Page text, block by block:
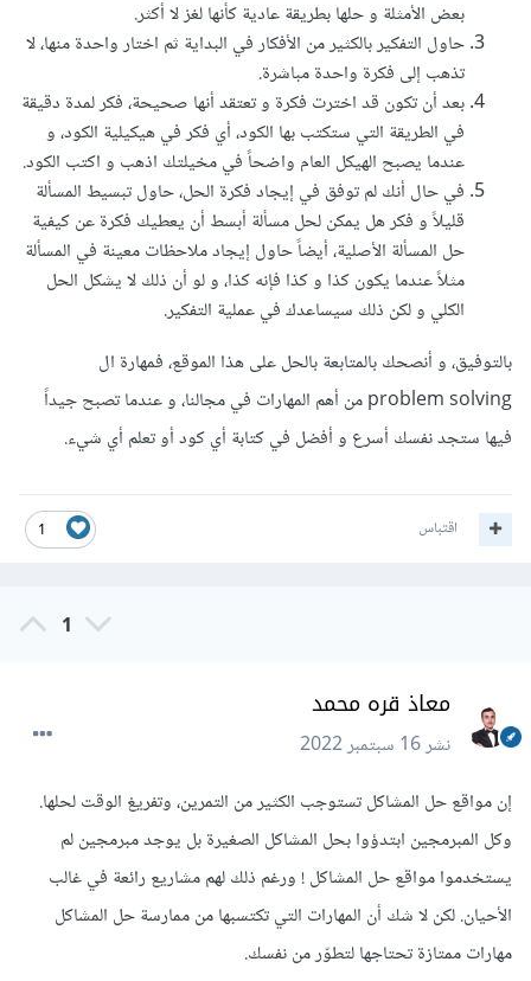
بعض الأمثلة و حلها بطريقة عادية كأنها لغز لا أكثر.
حاول التفكير بالكثير من الأفكار في البداية ثم اختار واحدة منها، لا
تذهب إلى فكرة واحدة مباشرة.
بعد أن تكون قد اخترت فكرة و تعتقد أنها صحيحة، فكر لمدة دقيقة
في الطريقة التي ستكتب بها الكود، أي فكر في هيكيلية الكود، و
عندما يصبح الهيكل العام واضحاً في مخيلتك اذهب و اكتب الكود.
في حال أنك لم توفق في إيجاد فكرة الحل، حاول تبسيط المسألة
قليلاً و فكر هل يمكن لحل مسألة أبسط أن يعطيك فكرة عن كيفية
حل المسألة الأصلية، أيضاً حاول إيجاد ملاحظات معينة في المسألة
مثلاً عندما يكون كذا و كذا فإنه كذا، و لو أن ذلك لا يشكل الحل
الكلي و لكن ذلك سيساعدك في عملية التفكير.
بالتوفيق، و أنصحك بالمتابعة بالحل على هذا الموقع، فمهارة ال
problem solving من أهم المهارات في مجالنا، و عندما تصبح جيداً
فيها ستجد نفسك أسرع و أفضل في كتابة أي كود أو تعلم أي شيء.
1 اقتباس
1
معاذ قره محمد
نشر16 سبتمبر 2022
إن مواقع حل المشاكل تستوجب الكثير من التمرين، وتفريغ الوقت لحلها.
وكل المبرمجين ابتدؤوا بحل المشاكل الصغيرة بل يوجد مبرمجين لم
يستخدموا مواقع حل المشاكل ! ورغم ذلك لهم مشاريع رائعة في غالب
الأحيان. لكن لا شك أن المهارات التي تكتسبها من ممارسة حل المشاكل
مهارات ممتازة تحتاجها لتطوّر من نفسك.